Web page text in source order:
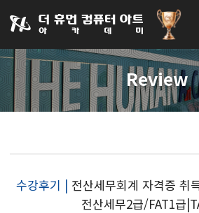
031-252-7277 수원캠퍼스 개강
로그인 회원가입
Review
수강후기 | 전산세무회계 자격증 취
전산세무2급/FAT1급
아카데미소개
인사말
오시는길
국비지원 무료교육